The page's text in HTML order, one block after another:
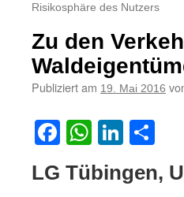
Risikosphäre des Nutzers
Zu den
Publiziert am 19. Mai 2016
Facebook
LG Tübingen,